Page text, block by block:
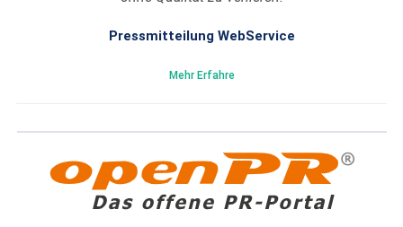
Pressmitteilung WebService
Mehr Erfahre